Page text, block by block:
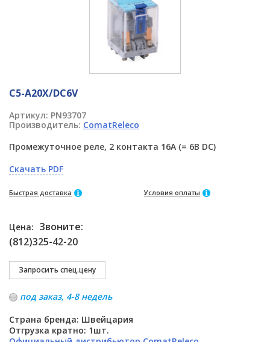
C5-A20X/DC6V
Артикул: PN93707
Производитель: ComatReleco
Промежуточное реле, 2 контакта 16A (= 6В DC)
Скачать PDF
Быстрая доставка Условия оплаты
Цена: Звоните:
(812)325-42-20
под заказ, 4-8 недель
Страна бренда: Швейцария
Отгрузка кратно: 1шт.